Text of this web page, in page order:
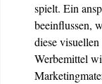
spielt. Ein
beeinflussen,
diese
Werbemittel